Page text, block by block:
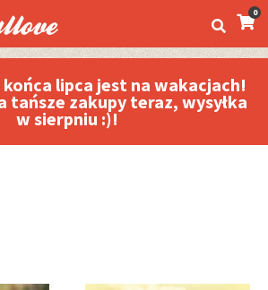
0
lipca jest na wakacjach!
tańsze zakupy teraz, wysyłka
w sierpniu :)!